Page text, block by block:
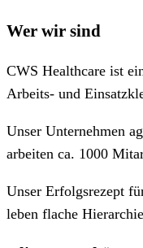
Wer wir sind
CWS Healthcare ist
Arbeits- und
Unser Unternehmen
arbeiten ca. 1000
Unser Erfolgsrezept
leben flache